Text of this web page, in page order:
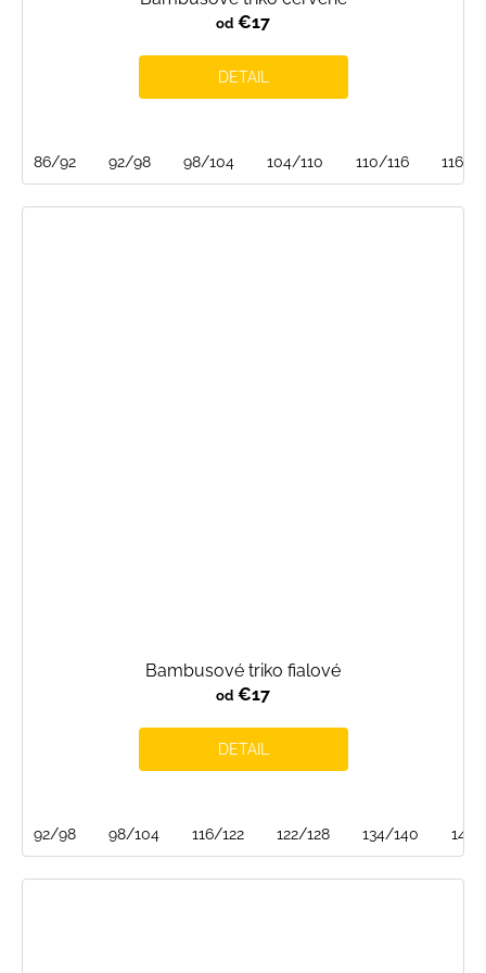
od €17
DETAIL
86/92 92/98 98/104 104/110 110/116 116/
Bambusové triko fialové
od €17
DETAIL
92/98 98/104 116/122 122/128 134/140 140/